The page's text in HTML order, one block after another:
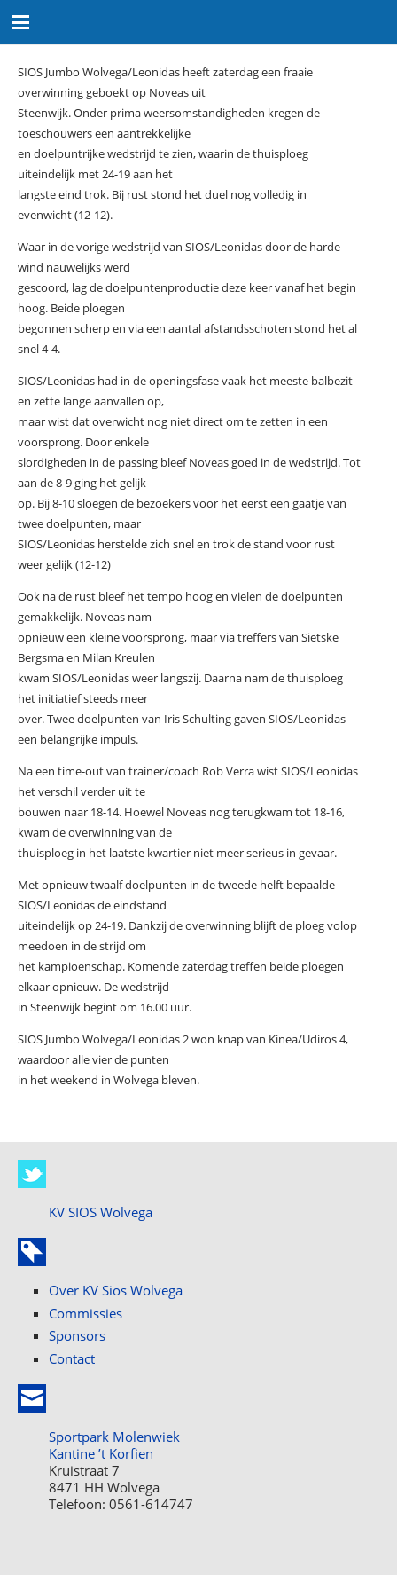
SIOS Jumbo Wolvega/Leonidas heeft zaterdag een fraaie
overwinning geboekt op Noveas uit
Steenwijk. Onder prima weersomstandigheden kregen de
toeschouwers een aantrekkelijke
en doelpuntrijke wedstrijd te zien, waarin de thuisploeg
uiteindelijk met 24-19 aan het
langste eind trok. Bij rust stond het duel nog volledig in
evenwicht (12-12).
Waar in de vorige wedstrijd van SIOS/Leonidas door de harde
wind nauwelijks werd
gescoord, lag de doelpuntenproductie deze keer vanaf het begin
hoog. Beide ploegen
begonnen scherp en via een aantal afstandsschoten stond het al
snel 4-4.
SIOS/Leonidas had in de openingsfase vaak het meeste balbezit
en zette lange aanvallen op,
maar wist dat overwicht nog niet direct om te zetten in een
voorsprong. Door enkele
slordigheden in de passing bleef Noveas goed in de wedstrijd. Tot
aan de 8-9 ging het gelijk
op. Bij 8-10 sloegen de bezoekers voor het eerst een gaatje van
twee doelpunten, maar
SIOS/Leonidas herstelde zich snel en trok de stand voor rust
weer gelijk (12-12)
Ook na de rust bleef het tempo hoog en vielen de doelpunten
gemakkelijk. Noveas nam
opnieuw een kleine voorsprong, maar via treffers van Sietske
Bergsma en Milan Kreulen
kwam SIOS/Leonidas weer langszij. Daarna nam de thuisploeg
het initiatief steeds meer
over. Twee doelpunten van Iris Schulting gaven SIOS/Leonidas
een belangrijke impuls.
Na een time-out van trainer/coach Rob Verra wist SIOS/Leonidas
het verschil verder uit te
bouwen naar 18-14. Hoewel Noveas nog terugkwam tot 18-16,
kwam de overwinning van de
thuisploeg in het laatste kwartier niet meer serieus in gevaar.
Met opnieuw twaalf doelpunten in de tweede helft bepaalde
SIOS/Leonidas de eindstand
uiteindelijk op 24-19. Dankzij de overwinning blijft de ploeg volop
meedoen in de strijd om
het kampioenschap. Komende zaterdag treffen beide ploegen
elkaar opnieuw. De wedstrijd
in Steenwijk begint om 16.00 uur.
SIOS Jumbo Wolvega/Leonidas 2 won knap van Kinea/Udiros 4,
waardoor alle vier de punten
in het weekend in Wolvega bleven.
KV SIOS Wolvega
Over KV Sios Wolvega
Commissies
Sponsors
Contact
Sportpark Molenwiek
Kantine ’t Korfien
Kruistraat 7
8471 HH Wolvega
Telefoon: 0561-614747